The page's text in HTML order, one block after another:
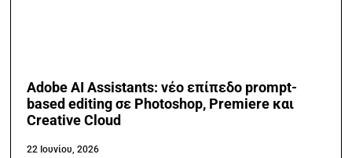
Adobe AI Assistants: νέο επίπεδο prompt-
based editing σε Photoshop, Premiere και
Creative Cloud
22 Ιουνίου, 2026